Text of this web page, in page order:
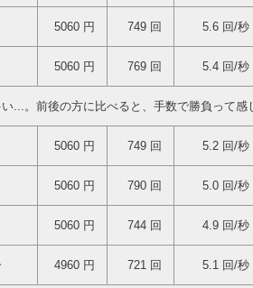
5060 円 749 回 5.6 回/秒
5060 円 769 回 5.4 回/秒
...。前後の方に比べると、手数で勝負って感
5060 円 749 回 5.2 回/秒
5060 円 790 回 5.0 回/秒
5060 円 744 回 4.9 回/秒
4960 円 721 回 5.1 回/秒